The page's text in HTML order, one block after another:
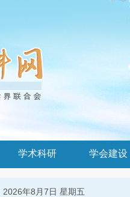
学术科研 学会建设
2026年8月7日 星期五